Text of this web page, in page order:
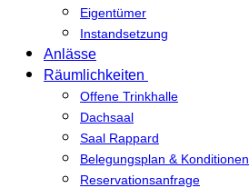
Eigentümer
Instandsetzung
Anlässe
Räumlichkeiten
Offene Trinkhalle
Dachsaal
Saal Rappard
Belegungsplan & Konditionen
Reservationsanfrage